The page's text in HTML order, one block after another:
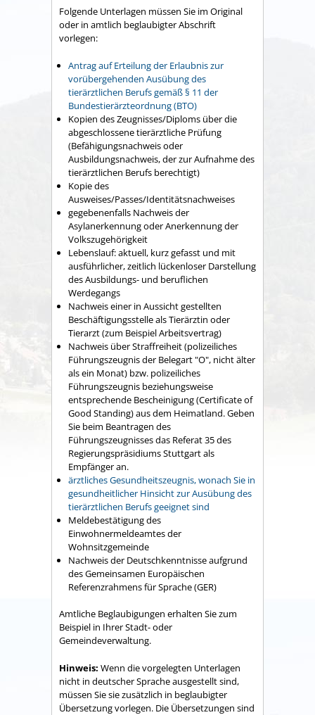
Folgende Unterlagen müssen Sie im Original
oder in amtlich beglaubigter Abschrift
vorlegen:
Antrag auf Erteilung der Erlaubnis zur
vorübergehenden Ausübung des
tierärztlichen Berufs gemäß § 11 der
Bundestierärzteordnung (BTO)
Kopien des Zeugnisses/Diploms über die
abgeschlossene tierärztliche Prüfung
(Befähigungsnachweis oder
Ausbildungsnachweis, der zur Aufnahme des
tierärztlichen Berufs berechtigt)
Kopie des
Ausweises/Passes/Identitätsnachweises
gegebenenfalls Nachweis der
Asylanerkennung oder Anerkennung der
Volkszugehörigkeit
Lebenslauf: aktuell, kurz gefasst und mit
ausführlicher, zeitlich lückenloser Darstellung
des Ausbildungs- und beruflichen
Werdegangs
Nachweis einer in Aussicht gestellten
Beschäftigungsstelle als Tierärztin oder
Tierarzt (zum Beispiel Arbeitsvertrag)
Nachweis über Straffreiheit (polizeiliches
Führungszeugnis der Belegart "O", nicht älter
als ein Monat) bzw. polizeiliches
Führungszeugnis beziehungsweise
entsprechende Bescheinigung (Certificate of
Good Standing) aus dem Heimatland. Geben
Sie beim Beantragen des
Führungszeugnisses das Referat 35 des
Regierungspräsidiums Stuttgart als
Empfänger an.
ärztliches Gesundheitszeugnis, wonach Sie in
gesundheitlicher Hinsicht zur Ausübung des
tierärztlichen Berufs geeignet sind
Meldebestätigung des
Einwohnermeldeamtes der
Wohnsitzgemeinde
Nachweis der Deutschkenntnisse aufgrund
des Gemeinsamen Europäischen
Referenzrahmens für Sprache (GER)
Amtliche Beglaubigungen erhalten Sie zum
Beispiel in Ihrer Stadt- oder
Gemeindeverwaltung.
Hinweis: Wenn die vorgelegten Unterlagen
nicht in deutscher Sprache ausgestellt sind,
müssen Sie sie zusätzlich in beglaubigter
Übersetzung vorlegen. Die Übersetzungen sind